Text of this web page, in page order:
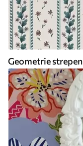
Geometrie strepen